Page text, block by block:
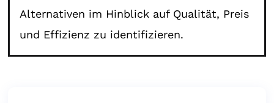
Alternativen im Hinblick auf Qualität, Preis
und Effizienz zu identifizieren.